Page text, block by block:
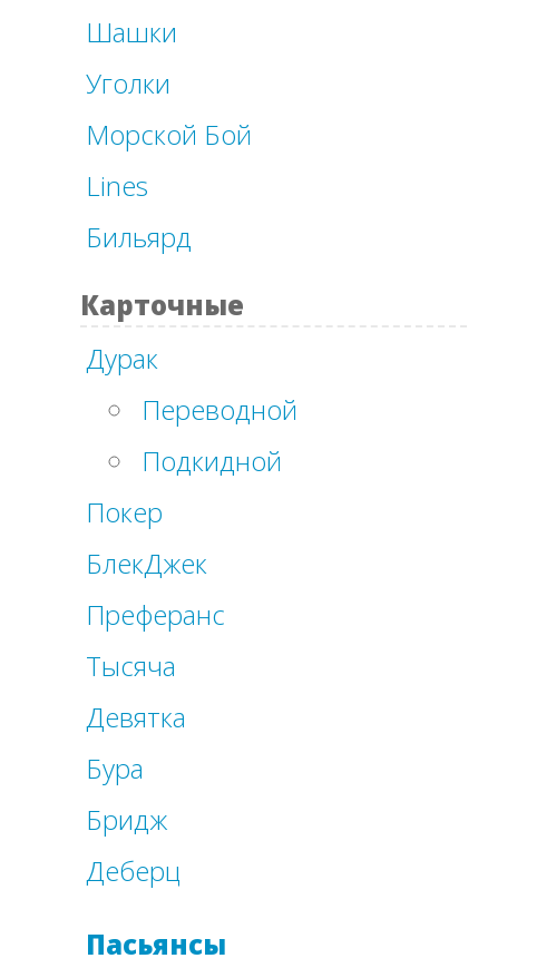
Шашки
Уголки
Морской Бой
Lines
Бильярд
Карточные
Дурак
Переводной
Подкидной
Покер
БлекДжек
Преферанс
Тысяча
Девятка
Бура
Бридж
Деберц
Пасьянсы